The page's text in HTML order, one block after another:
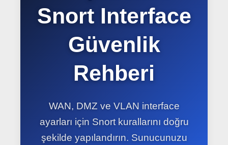
Snort Interface
Güvenlik
Rehberi
WAN, DMZ ve VLAN interface
ayarları için Snort kurallarını doğru
şekilde yapılandırın. Sunucunuzu